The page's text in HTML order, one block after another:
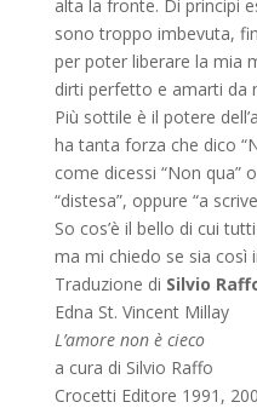
alta la fronte. Di principi
sono troppo imbevuta,
per poter liberare la mia
dirti perfetto e amarti da
Più sottile è il potere
ha tanta forza che dico
come dicessi “Non qua”
“distesa”, oppure “a
So cos’è il bello di cui
ma mi chiedo se sia così
Traduzione di Silvio
Edna St. Vincent Millay
L’amore non è cieco
a cura di Silvio Raffo
Crocetti Editore 1991,